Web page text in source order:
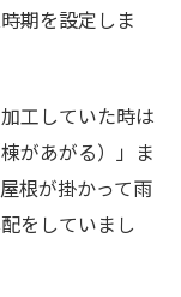
期を設定しま
工していた時は
があがる）」ま
根が掛かって雨
をしていまし